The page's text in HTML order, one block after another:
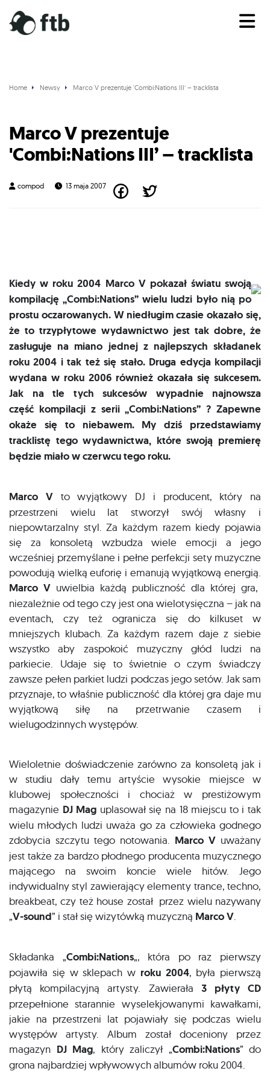
Home Newsy Marco V prezentuje 'Combi:Nations III’ – tracklista
Marco V prezentuje
'Combi:Nations III’ – tracklista
compod 13 maja 2007
Kiedy w roku 2004 Marco V pokazał światu swoją
kompilację „Combi:Nations” wielu ludzi było nią po
prostu oczarowanych. W niedługim czasie okazało się,
że to trzypłytowe wydawnictwo jest tak dobre, że
zasługuje na miano jednej z najlepszych składanek
roku 2004 i tak też się stało. Druga edycja kompilacji
wydana w roku 2006 również okazała się sukcesem.
Jak na tle tych sukcesów wypadnie najnowsza
część kompilacji z serii „Combi:Nations” ? Zapewne
okaże się to niebawem. My dziś przedstawiamy
tracklistę tego wydawnictwa, które swoją premierę
będzie miało w czerwcu tego roku.
Marco Vto wyjątkowy DJ i producent, który na
przestrzeni wielu lat stworzył swój własny i
niepowtarzalny styl. Za każdym razem kiedy pojawia
się za konsoletą wzbudza wiele emocji a jego
wcześniej przemyślane i pełne perfekcji sety muzyczne
powodują wielką euforię i emanują wyjątkową energią.
Marco V uwielbia każdą publiczność dla której gra,
niezależnie od tego czy jest ona wielotysięczna – jak na
eventach, czy też ogranicza się do kilkuset w
mniejszych klubach. Za każdym razem daje z siebie
wszystko aby zaspokoić muzyczny głód ludzi na
parkiecie. Udaje się to świetnie o czym świadczy
zawsze pełen parkiet ludzi podczas jego setów. Jak sam
przyznaje, to właśnie publiczność dla której gra daje mu
wyjątkową siłę na przetrwanie czasem i
wielugodzinnych występów.
Wieloletnie doświadczenie zarówno za konsoletą jak i
w studiu dały temu artyście wysokie miejsce w
klubowej społeczności i chociaż w prestiżowym
magazynie DJ Mag uplasował się na 18 miejscu to i tak
wielu młodych ludzi uważa go za człowieka godnego
zdobycia szczytu tego notowania. Marco V uważany
jest także za bardzo płodnego producenta muzycznego
mającego na swoim koncie wiele hitów. Jego
indywidualny styl zawierający elementy trance, techno,
breakbeat, czy też house został przez wielu nazywany
„V-sound” i stał się wizytówką muzyczną Marco V.
Składanka „Combi:Nations„, która po raz pierwszy
pojawiła się w sklepach w roku 2004, była pierwszą
płytą kompilacyjną artysty. Zawierała 3 płyty CD
przepełnione starannie wyselekjowanymi kawałkami,
jakie na przestrzeni lat pojawiały się podczas wielu
występów artysty. Album został doceniony przez
magazyn DJ Mag, który zaliczył „Combi:Nations” do
grona najbardziej wpływowych albumów roku 2004.